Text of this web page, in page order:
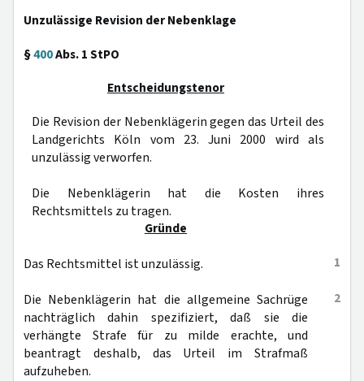
Unzulässige Revision der Nebenklage
§400Abs. 1 StPO
Entscheidungstenor
Die Revision der Nebenklägerin gegen das Urteil des
Landgerichts Köln vom 23. Juni 2000 wird als
unzulässig verworfen.
Die Nebenklägerin hat die Kosten ihres
Rechtsmittels zu tragen.
Gründe
1
Das Rechtsmittel ist unzulässig.
2
Die Nebenklägerin hat die allgemeine Sachrüge
nachträglich dahin spezifiziert, daß sie die
verhängte Strafe für zu milde erachte, und
beantragt deshalb, das Urteil im Strafmaß
aufzuheben.